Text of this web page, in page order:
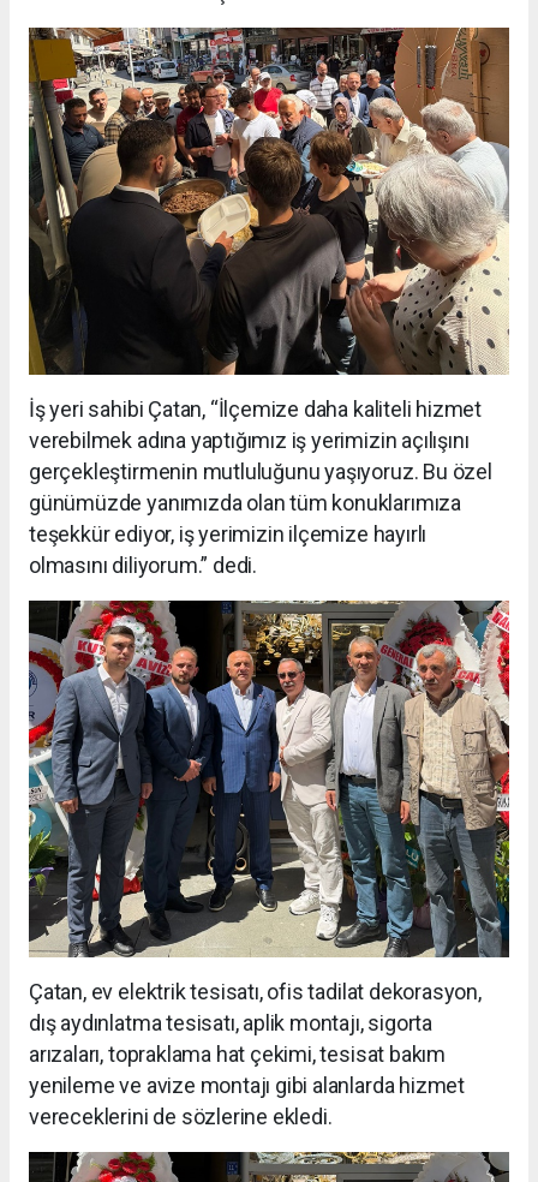
İş yeri sahibi Çatan, “İlçemize daha kaliteli hizmet
verebilmek adına yaptığımız iş yerimizin açılışını
gerçekleştirmenin mutluluğunu yaşıyoruz. Bu özel
günümüzde yanımızda olan tüm konuklarımıza
teşekkür ediyor, iş yerimizin ilçemize hayırlı
olmasını diliyorum.” dedi.
Çatan, ev elektrik tesisatı, ofis tadilat dekorasyon,
dış aydınlatma tesisatı, aplik montajı, sigorta
arızaları, topraklama hat çekimi, tesisat bakım
yenileme ve avize montajı gibi alanlarda hizmet
vereceklerini de sözlerine ekledi.